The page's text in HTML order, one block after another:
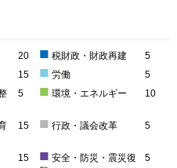
20 ■ 税財政・財政再建 5
15 ■ 労働 5
5 ■ 環境・エネルギー 10
15 ■ 行政・議会改革 5
15 ■ 安全・防災・震災復
5